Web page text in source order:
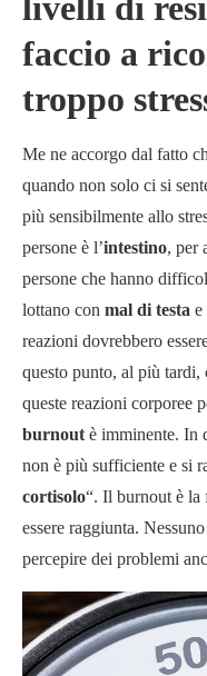
faccio a
troppo
Me ne accorgo dal fatto
quando non solo ci si
più sensibilmente allo
persone è l’intestino, per
persone che hanno
lottano con mal di testa e
reazioni dovrebbero
questo punto, al più tardi,
queste reazioni corporee
burnout è imminente. In
non è più sufficiente e si
cortisolo“. Il burnout è la
essere raggiunta.
percepire dei problemi